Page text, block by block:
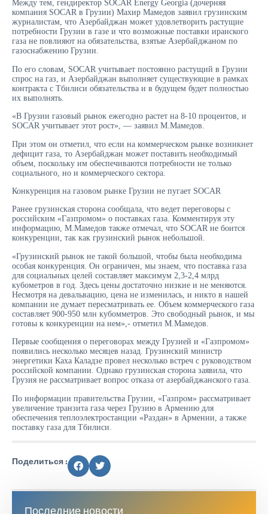
Между тем, гендиректор SOCAR Energy Georgia (дочерняя
компания SOCAR в Грузии) Махир Мамедов заявил грузинским
журналистам, что Азербайджан может удовлетворить растущие
потребности Грузии в газе и что возможные поставки иранского
газа не повлияют на обязательства, взятые Азербайджаном по
газоснабжению Грузии.
По его словам, SOCAR учитывает постоянно растущий в Грузии
спрос на газ, и Азербайджан выполняет существующие в рамках
контракта с Тбилиси обязательства и в будущем будет полностью
их выполнять.
«В Грузии газовый рынок ежегодно растет на 8-10 процентов, и
SOCAR учитывает этот рост», — заявил М.Мамедов.
При этом он отметил, что если на коммерческом рынке возникнет
дефицит газа, то Азербайджан может поставить необходимый
объем, поскольку им обеспечиваются потребности не только
социального, но и коммерческого сектора.
Конкуренция на газовом рынке Грузии не пугает SOCAR
Ранее грузинская сторона сообщала, что ведет переговоры с
российским «Газпромом» о поставках газа. Комментируя эту
информацию, М.Мамедов также отмечал, что SOCAR не боится
конкуренции, так как грузинский рынок небольшой.
«Грузинский рынок не такой большой, чтобы была необходима
особая конкуренция. Он ограничен, мы знаем, что поставка газа
для социальных целей составляет максимум 2,3-2,4 млрд
кубометров в год. Здесь цены достаточно низкие и не меняются.
Несмотря на девальвацию, цена не изменилась, и никто в нашей
компании не думает пересматривать ее. Объем коммерческого газа
составляет 900-950 млн кубомметров. Это свободный рынок, и мы
готовы к конкуренции на нем»,- отметил М.Мамедов.
Первые сообщения о переговорах между Грузией и «Газпромом»
появились несколько месяцев назад. Грузинский министр
энергетики Каха Каладзе провел несколько встреч с руководством
российской компании. Однако грузинская сторона заявила, что
Грузия не рассматривает вопрос отказа от азербайджанского газа.
По информации правительства Грузии, «Газпром» рассматривает
увеличение транзита газа через Грузию в Армению для
обеспечения теплоэлектростанции «Раздан» в Армении, а также
поставку газа для Тбилиси.
Поделиться :
Последние новости